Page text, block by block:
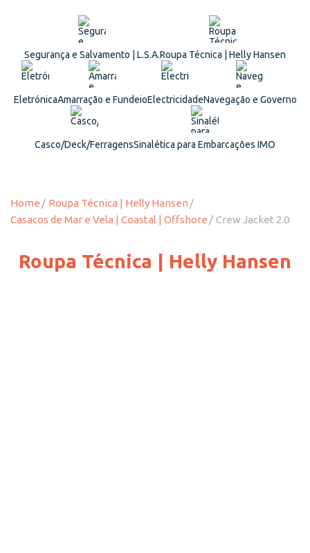
Segurança e Salvamento | L.S.A.Roupa Técnica | Helly Hansen
EletrónicaAmarração e FundeioElectricidadeNavegação e Governo
Casco/Deck/FerragensSinalética para Embarcações IMO
Home
Roupa Técnica | Helly Hansen
Casacos de Mar e Vela | Coastal | Offshore
Crew Jacket 2.0
Roupa Técnica | Helly Hansen